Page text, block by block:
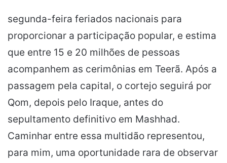
segunda-feira feriados nacionais para
proporcionar a participação popular, e estima
que entre 15 e 20 milhões de pessoas
acompanhem as cerimônias em Teerã. Após a
passagem pela capital, o cortejo seguirá por
Qom, depois pelo Iraque, antes do
sepultamento definitivo em Mashhad.
Caminhar entre essa multidão representou,
para mim, uma oportunidade rara de observar